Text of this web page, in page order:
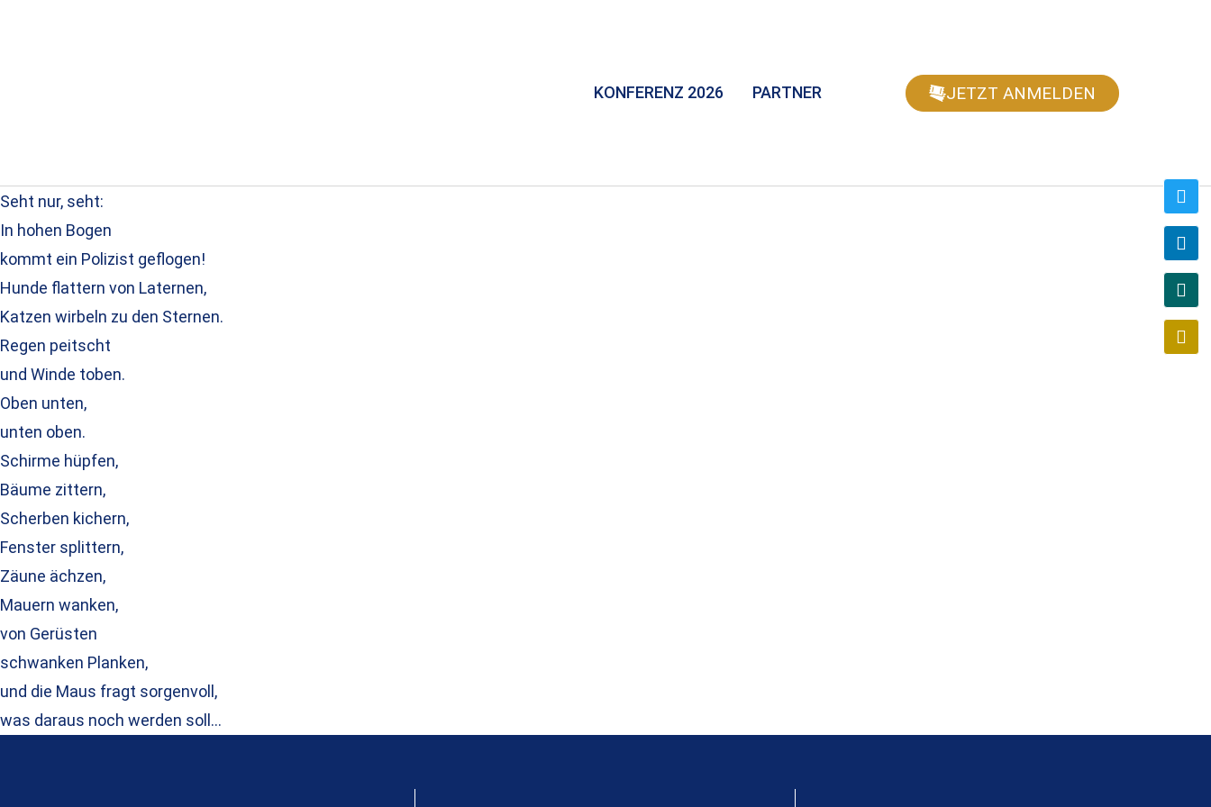
KONFERENZ 2026 PARTNER JETZT ANMELDEN
Seht nur, seht:
In hohen Bogen
kommt ein Polizist geflogen!
Hunde flattern von Laternen,
Katzen wirbeln zu den Sternen.
Regen peitscht
und Winde toben.
Oben unten,
unten oben.
Schirme hüpfen,
Bäume zittern,
Scherben kichern,
Fenster splittern,
Zäune ächzen,
Mauern wanken,
von Gerüsten
schwanken Planken,
und die Maus fragt sorgenvoll,
was daraus noch werden soll…